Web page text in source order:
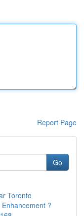
Report Page
Go
Toronto
?